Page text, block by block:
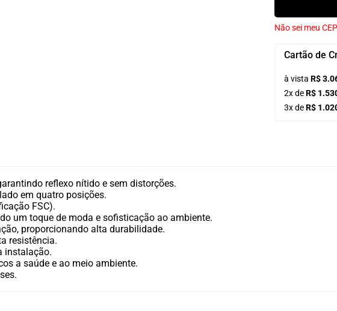
Não sei meu CEP
Cartão de
à vista R$
2x deR$
3x deR$
reflexo nítido e sem distorções.
em quatro posições.
FSC).
um toque de moda e sofisticação ao ambiente.
proporcionando alta durabilidade.
resistência.
instalação.
a saúde e ao meio ambiente.